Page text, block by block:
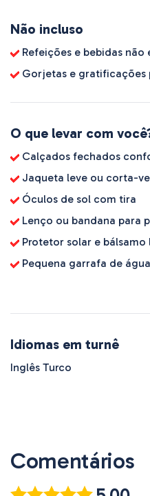
Não incluso
Refeições e bebidas
Gorjetas e gratificações
O que levar com
Calçados fechados
Jaqueta leve ou corta-
Óculos de sol com tira
Lenço ou bandana para
Protetor solar e bálsamo
Pequena garrafa de água
Idiomas em turnê
Inglês Turco
Comentários